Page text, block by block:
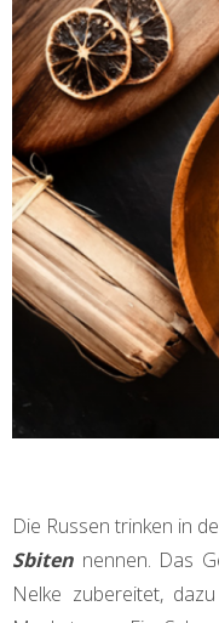
Die Russen trinken in
Sbiten nennen. Das
Nelke zubereitet,